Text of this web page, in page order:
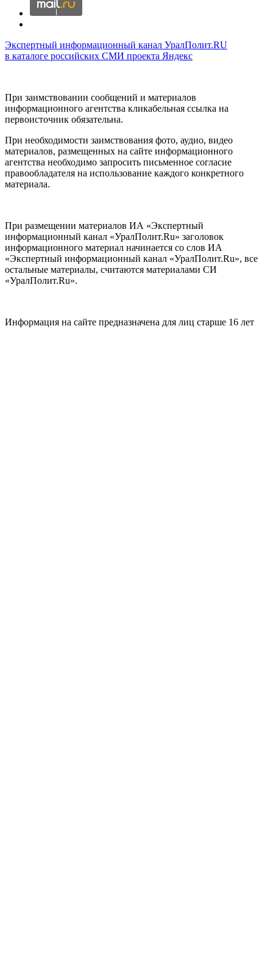
Экспертный информационный канал УралПолит.RU
в каталоге российских СМИ проекта Яндекс
При заимствовании сообщений и материалов
информационного агентства кликабельная ссылка на
первоисточник обязательна.
При необходимости заимствования фото, аудио, видео
материалов, размещенных на сайте информационного
агентства необходимо запросить письменное согласие
правообладателя на использование каждого конкретного
материала.
При размещении материалов ИА «Экспертный
информационный канал «УралПолит.Ru» заголовок
информационного материал начинается со слов ИА
«Экспертный информационный канал «УралПолит.Ru», все
остальные материалы, считаются материалами СИ
«УралПолит.Ru».
Информация на сайте предназначена для лиц старше 16 лет